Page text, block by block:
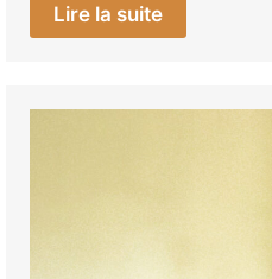
Lire la suite